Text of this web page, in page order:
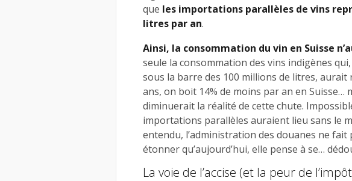
que les importations parallèles de vins
litres par an.
Ainsi, la consommation du vin en Suisse
seule la consommation des vins indigènes
sous la barre des 100 millions de litres, aurait
ans, on boit 14% de moins par an en Suisse…
diminuerait la réalité de cette chute.
importations parallèles auraient lieu sans le
entendu, l’administration des douanes ne fait
étonner qu’aujourd’hui, elle pense à se…
La voie de l’accise (et la peur de